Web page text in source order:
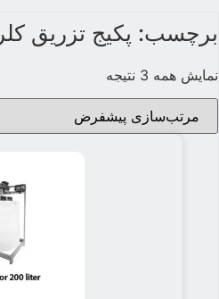
برچسب: پکیج تزریق کلر
نمایش همه 3 نتیجه